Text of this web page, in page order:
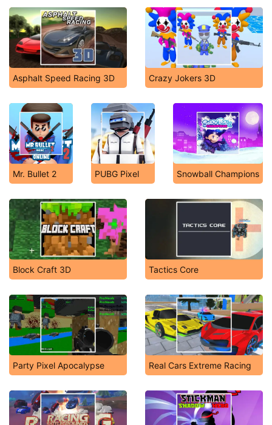
Asphalt Speed Racing 3D Crazy Jokers 3D
Mr. Bullet 2 PUBG Pixel Snowball Champions
Block Craft 3D Tactics Core
Party Pixel Apocalypse Real Cars Extreme Racing